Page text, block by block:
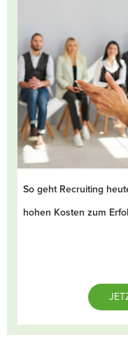
So geht Recruiting
hohen Kosten zum